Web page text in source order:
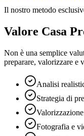
Il nostro metodo
Valore Casa
Non è una semplice
preparare, valorizzare e
Analisi
Strategia di
Fotografia e